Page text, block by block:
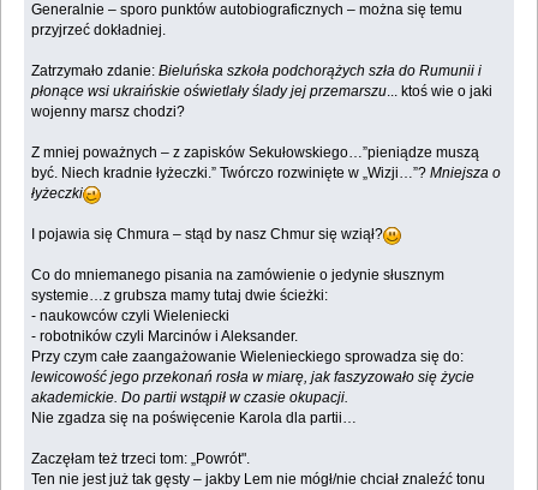
Generalnie – sporo punktów autobiograficznych – można się temu
przyjrzeć dokładniej.
Zatrzymało zdanie: Bieluńska szkoła podchorążych szła do Rumunii i
płonące wsi ukraińskie oświetlały ślady jej przemarszu... ktoś wie o jaki
wojenny marsz chodzi?
Z mniej poważnych – z zapisków Sekułowskiego…”pieniądze muszą
być. Niech kradnie łyżeczki.” Twórczo rozwinięte w „Wizji…”?Mniejsza o
łyżeczki
I pojawia się Chmura – stąd by nasz Chmur się wziął?
Co do mniemanego pisania na zamówienie o jedynie słusznym
systemie…z grubsza mamy tutaj dwie ścieżki:
- naukowców czyli Wieleniecki
- robotników czyli Marcinów i Aleksander.
Przy czym całe zaangażowanie Wielenieckiego sprowadza się do:
lewicowość jego przekonań rosła w miarę, jak faszyzowało się życie
akademickie. Do partii wstąpił w czasie okupacji.
Nie zgadza się na poświęcenie Karola dla partii…
Zaczęłam też trzeci tom: „Powrót".
Ten nie jest już tak gęsty – jakby Lem nie mógł/nie chciał znaleźć tonu